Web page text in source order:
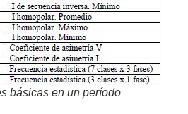
básicas en un período